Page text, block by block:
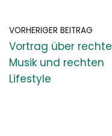
VORHERIGER BEITRAG
Vortrag über rechte
Musik und rechten
Lifestyle